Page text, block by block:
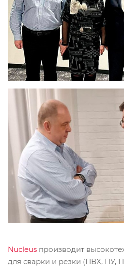
Nucleus производит
для сварки и резки (ПВХ, ПУ,